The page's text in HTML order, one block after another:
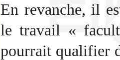
En revanche, il
le travail «
pourrait qualifier